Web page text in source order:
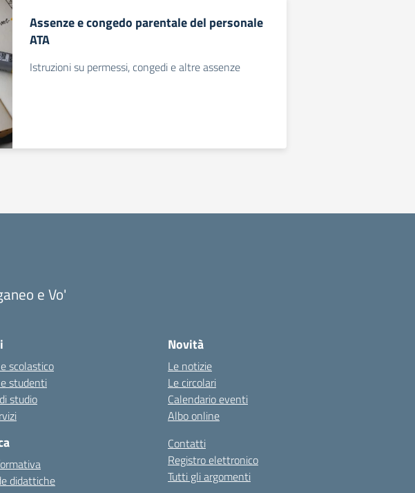
Assenze e congedo parentale del personale
ATA
Istruzioni su permessi, congedi e altre assenze
e Vo'
scolastico
studenti
studio
didattiche
Novità
Le notizie
Le circolari
Calendario eventi
Albo online
Contatti
Registro elettronico
Tutti gli argomenti